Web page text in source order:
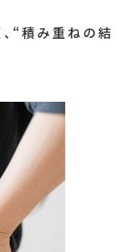
、“積み重ねの結